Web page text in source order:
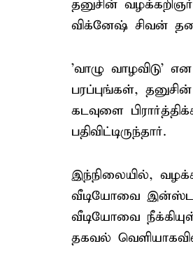
தனுசின்
விக்னேஷ் சிவன்
'வாழு வாழவிடு'
பரப்புங்கள்,
கடவுளை
பதிவிட்டிருந்தார்.
இந்நிலையில்,
வீடியோவை
வீடியோவை
தகவல்